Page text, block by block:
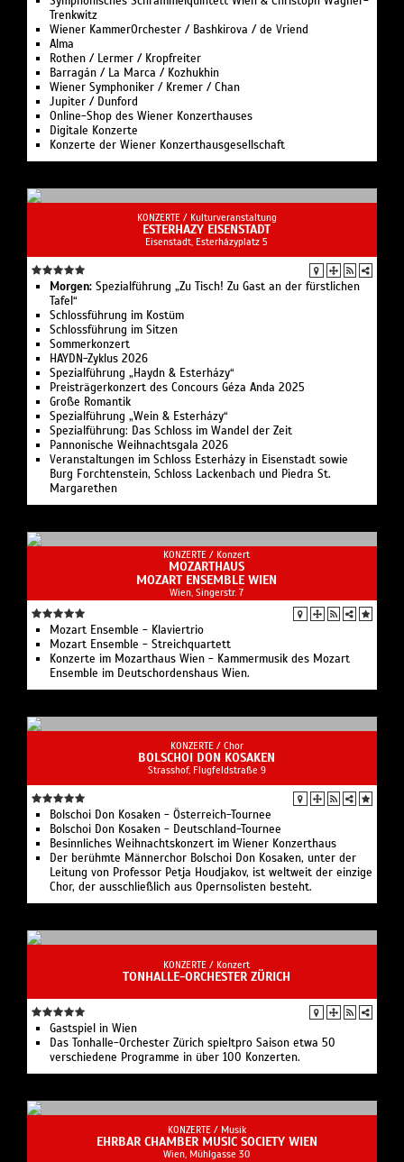
Trenkwitz
Wiener KammerOrchester / Bashkirova / de Vriend
Alma
Rothen / Lermer / Kropfreiter
Barragán / La Marca / Kozhukhin
Wiener Symphoniker / Kremer / Chan
Jupiter / Dunford
Online-Shop des Wiener Konzerthauses
Digitale Konzerte
Konzerte der Wiener Konzerthausgesellschaft
KONZERTE / Kulturveranstaltung
ESTERHAZY EISENSTADT
Eisenstadt, Esterházyplatz 5
Morgen: Spezialführung „Zu Tisch! Zu Gast an der fürstlichen
Tafel“
Schlossführung im Kostüm
Schlossführung im Sitzen
Sommerkonzert
HAYDN-Zyklus 2026
Spezialführung „Haydn & Esterházy“
Preisträgerkonzert des Concours Géza Anda 2025
Große Romantik
Spezialführung „Wein & Esterházy“
Spezialführung: Das Schloss im Wandel der Zeit
Pannonische Weihnachtsgala 2026
Veranstaltungen im Schloss Esterházy in Eisenstadt sowie
Burg Forchtenstein, Schloss Lackenbach und Piedra St.
Margarethen
KONZERTE / Konzert
MOZARTHAUS
MOZART ENSEMBLE WIEN
Wien, Singerstr. 7
Mozart Ensemble - Klaviertrio
Mozart Ensemble - Streichquartett
Konzerte im Mozarthaus Wien - Kammermusik des Mozart
Ensemble im Deutschordenshaus Wien.
KONZERTE / Chor
BOLSCHOI DON KOSAKEN
Strasshof, Flugfeldstraße 9
Bolschoi Don Kosaken - Österreich-Tournee
Bolschoi Don Kosaken - Deutschland-Tournee
Besinnliches Weihnachtskonzert im Wiener Konzerthaus
Der berühmte Männerchor Bolschoi Don Kosaken, unter der
Leitung von Professor Petja Houdjakov, ist weltweit der einzige
Chor, der ausschließlich aus Opernsolisten besteht.
KONZERTE / Konzert
TONHALLE-ORCHESTER ZÜRICH
Gastspiel in Wien
Das Tonhalle-Orchester Zürich spieltpro Saison etwa 50
verschiedene Programme in über 100 Konzerten.
KONZERTE / Musik
EHRBAR CHAMBER MUSIC SOCIETY WIEN
Wien, Mühlgasse 30